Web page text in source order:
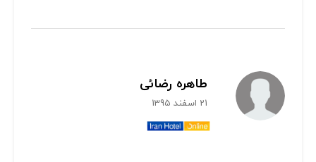
طاهره رضائی
21 اسفند 1395